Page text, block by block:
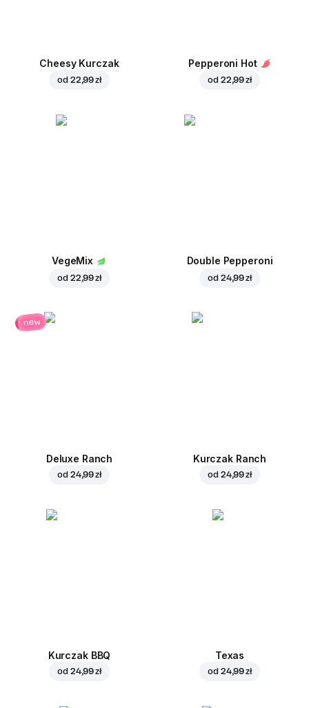
Cheesy Kurczak
od 22,99 zł
Pepperoni Hot
od 22,99 zł
VegeMix
od 22,99 zł
Double Pepperoni
od 24,99 zł
new
Deluxe Ranch
od 24,99 zł
Kurczak Ranch
od 24,99 zł
Kurczak BBQ
od 24,99 zł
Texas
od 24,99 zł